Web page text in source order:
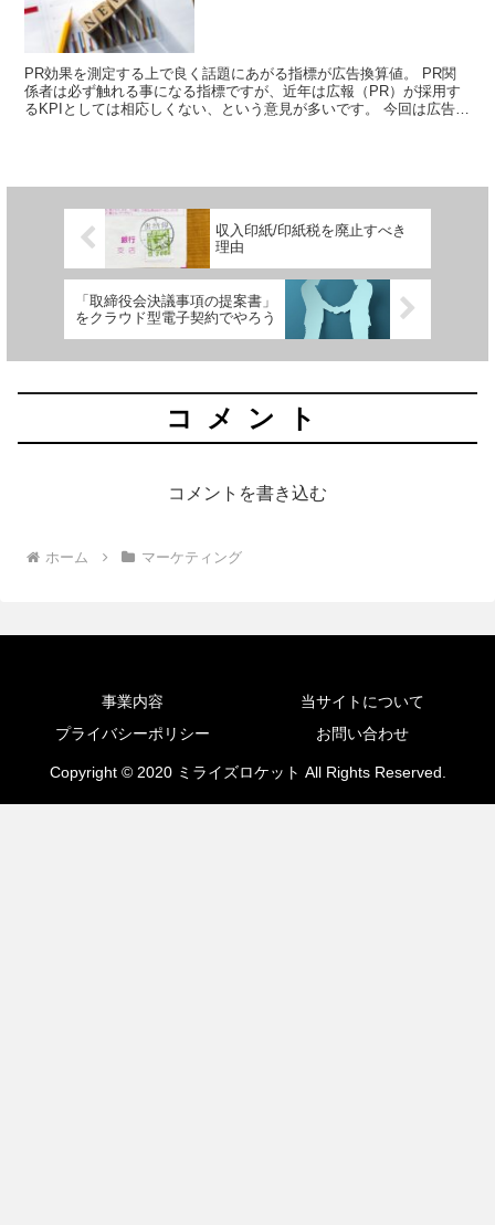
PR効果を測定する上で良く話題にあがる指標が広告換算値。 PR関
係者は必ず触れる事になる指標ですが、近年は広報（PR）が採用す
るKPIとしては相応しくない、という意見が多いです。 今回は広告換
収入印紙/印紙税を廃止すべき
理由
「取締役会決議事項の提案書」
をクラウド型電子契約でやろう
コメント
コメントを書き込む
ホーム マーケティング
事業内容
当サイトについて
プライバシーポリシー
お問い合わせ
Copyright © 2020 ミライズロケット All Rights Reserved.